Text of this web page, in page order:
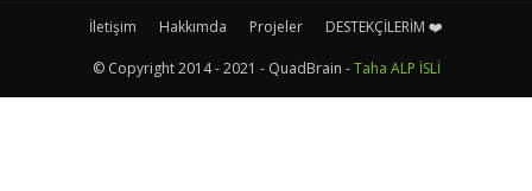
İletişim Hakkımda Projeler DESTEKÇİLERİM ❤️
© Copyright 2014 - 2021 - QuadBrain -Taha ALP İSLİ